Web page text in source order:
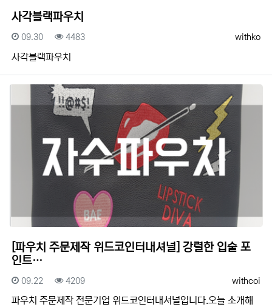
사각블랙파우치
등록자
withko
등록일
09.30 조회
4483
사각블랙파우치
[파우치 주문제작 위드코인터내셔널] 강렬한 입술 포
인트…
등록자
withcoi
등록일
09.22 조회
4209
​​파우치 주문제작 전문기업 위드코인터내셔널입니다.​​오늘 소개해